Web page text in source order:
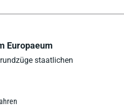
Europaeum
staatlichen